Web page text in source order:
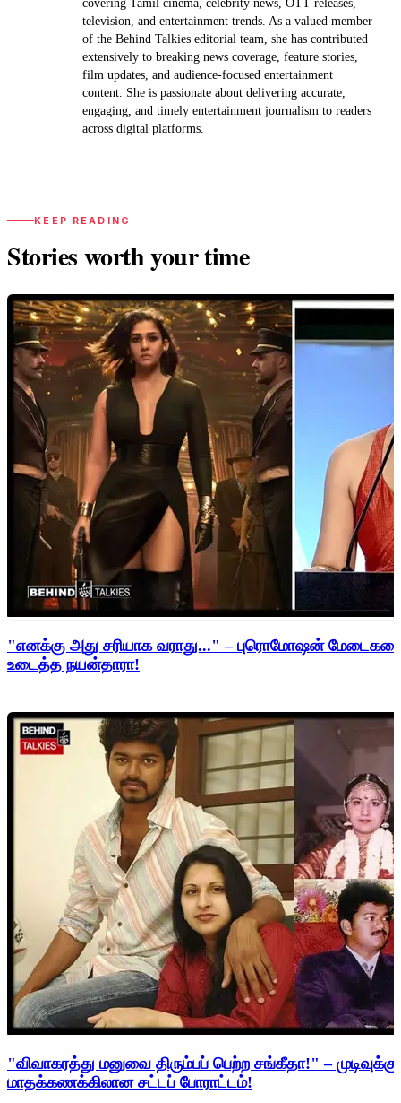
covering Tamil cinema, celebrity news, OTT releases,
television, and entertainment trends. As a valued member
of the Behind Talkies editorial team, she has contributed
extensively to breaking news coverage, feature stories,
film updates, and audience-focused entertainment
content. She is passionate about delivering accurate,
engaging, and timely entertainment journalism to readers
across digital platforms.
KEEP READING
Stories worth your time
"எனக்கு அது சரியாக வராது..." – புரொமோஷன்
உடைத்த நயன்தாரா!
"விவாகரத்து மனுவை திரும்பப் பெற்ற சங்கீதா!" –
மாதக்கணக்கிலான சட்டப் போராட்டம்!